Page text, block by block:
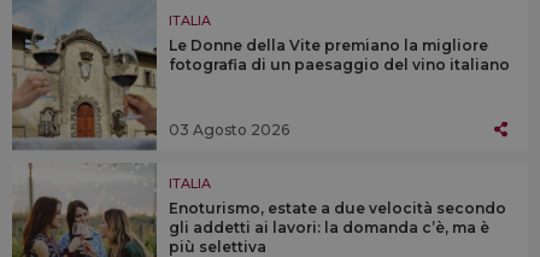
ITALIA
Le Donne della Vite premiano la migliore
fotografia di un paesaggio del vino italiano
03 Agosto 2026
ITALIA
Enoturismo, estate a due velocità secondo
gli addetti ai lavori: la domanda c’è, ma è
più selettiva